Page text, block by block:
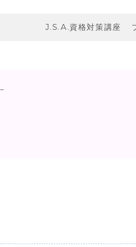
J.S.A.資格対策講座